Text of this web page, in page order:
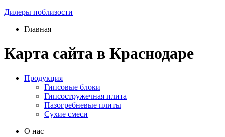
Дилеры поблизости
Главная
Карта сайта в Краснодаре
Продукция
Гипсовые блоки
Гипсостружечная плита
Пазогребневые плиты
Сухие смеси
О нас